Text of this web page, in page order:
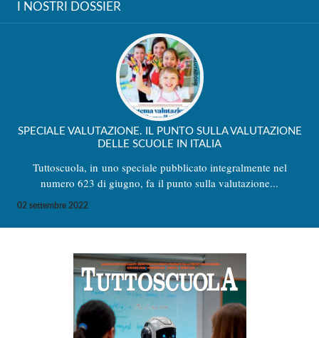
I NOSTRI DOSSIER
SPECIALE VALUTAZIONE. IL PUNTO SULLA VALUTAZIONE
DELLE SCUOLE IN ITALIA
Tuttoscuola, in uno speciale pubblicato integralmente nel
numero 623 di giugno, fa il punto sulla valutazione...
02 settembre 2022